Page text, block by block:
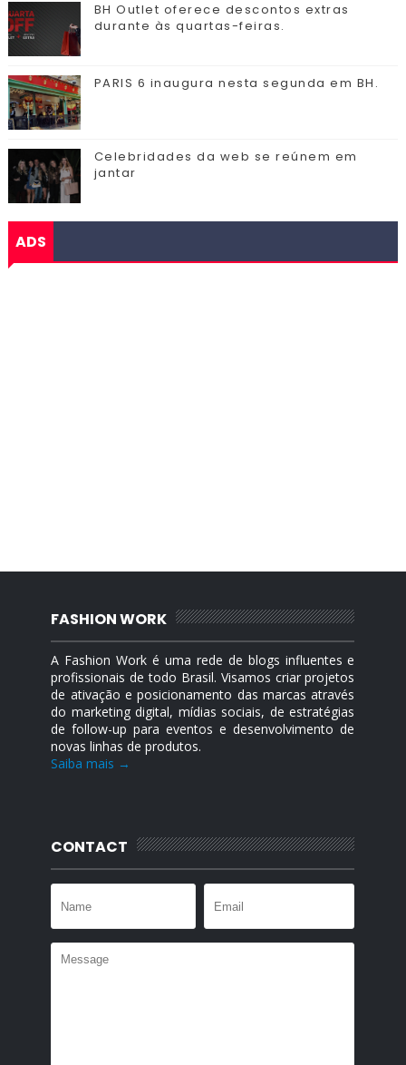
BH Outlet oferece descontos extras
durante às quartas-feiras.
PARIS 6 inaugura nesta segunda em BH.
Celebridades da web se reúnem em
jantar
ADS
FASHION WORK
A Fashion Work é uma rede de blogs influentes e
profissionais de todo Brasil. Visamos criar projetos
de ativação e posicionamento das marcas através
do marketing digital, mídias sociais, de estratégias
de follow-up para eventos e desenvolvimento de
novas linhas de produtos.
Saiba mais →
CONTACT